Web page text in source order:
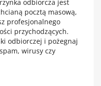
odbiorcza jest
pocztą masową,
profesjonalnego
przychodzących.
odbiorczej i pożegnaj
wirusy czy